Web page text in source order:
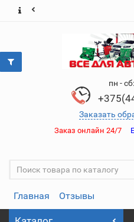
пн -
Заказать
Заказ онлайн 24/7
Главная Отзывы